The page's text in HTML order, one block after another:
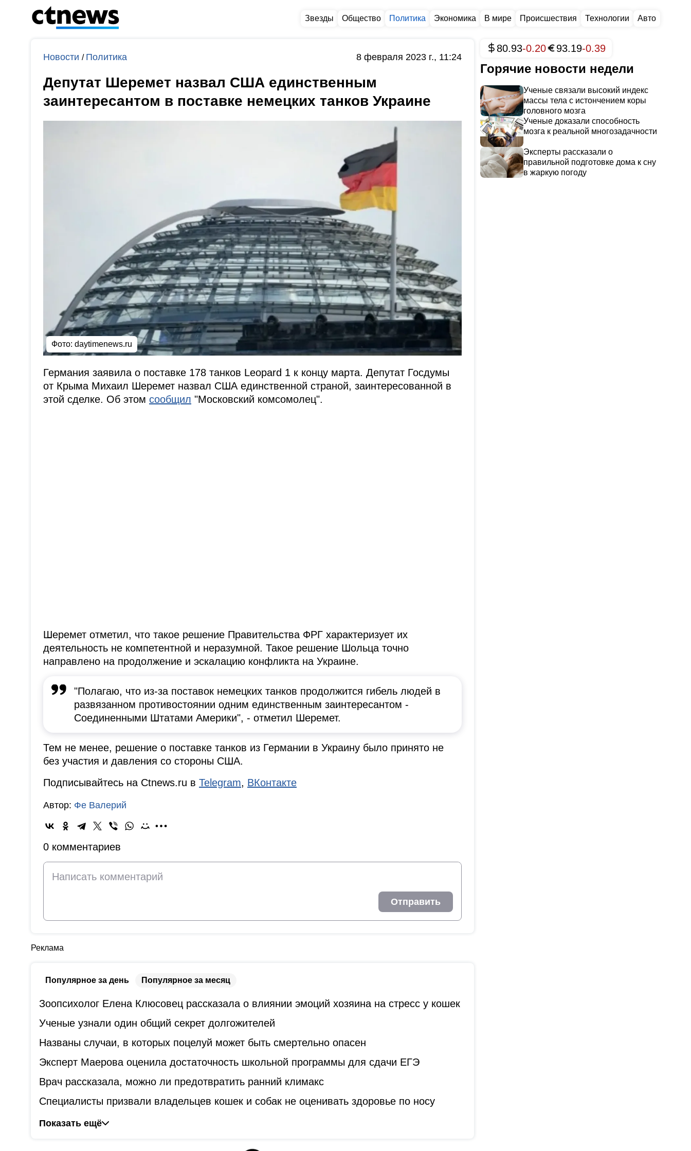
Звезды Общество Политика Экономика В мире Происшествия Технологии Авто
Новости / Политика 8 февраля 2023 г., 11:24
Депутат Шеремет назвал США единственным
заинтересантом в поставке немецких танков Украине
Фото: daytimenews.ru
Германия заявила о поставке 178 танков Leopard 1 к концу марта. Депутат Госдумы
от Крыма Михаил Шеремет назвал США единственной страной, заинтересованной в
этой сделке. Об этом сообщил "Московский комсомолец".
Шеремет отметил, что такое решение Правительства ФРГ характеризует их
деятельность не компетентной и неразумной. Такое решение Шольца точно
направлено на продолжение и эскалацию конфликта на Украине.
"Полагаю, что из-за поставок немецких танков продолжится гибель людей в
развязанном противостоянии одним единственным заинтересантом -
Соединенными Штатами Америки", - отметил Шеремет.
Тем не менее, решение о поставке танков из Германии в Украину было принято не
без участия и давления со стороны США.
Подписывайтесь на Ctnews.ru в Telegram, ВКонтакте
Автор: Фе Валерий
0 комментариев
Отправить
Реклама
Популярное за день Популярное за месяц
Зоопсихолог Елена Клюсовец рассказала о влиянии эмоций хозяина на стресс у кошек
Ученые узнали один общий секрет долгожителей
Названы случаи, в которых поцелуй может быть смертельно опасен
Эксперт Маерова оценила достаточность школьной программы для сдачи ЕГЭ
Врач рассказала, можно ли предотвратить ранний климакс
Специалисты призвали владельцев кошек и собак не оценивать здоровье по носу
Показать ещё
80.93-0.20 93.19-0.39
Горячие новости недели
Ученые связали высокий индекс
массы тела с истончением коры
головного мозга
Ученые доказали способность
мозга к реальной многозадачности
Эксперты рассказали о
правильной подготовке дома к сну
в жаркую погоду